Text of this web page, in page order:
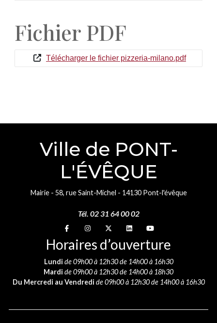
Fichier PDF
Télécharger le fichier pizzeria-milano.pdf
Ville de PONT-
L'ÉVÊQUE
Mairie - 58, rue Saint-Michel - 14130 Pont-l'évêque
Tél. 02 31 64 00 02
Suivez-nous sur
Suivez-nous sur
Suivez-nous sur
Suivez-nous sur
Suivez-nous sur
Horaires d’ouverture
Lundi de 09h00 à 12h30 de 14h00 à 16h30
Mardi de 09h00 à 12h30 de 14h00 à 18h30
Du Mercredi au Vendredi de 09h00 à 12h30 de 14h00 à 16h30